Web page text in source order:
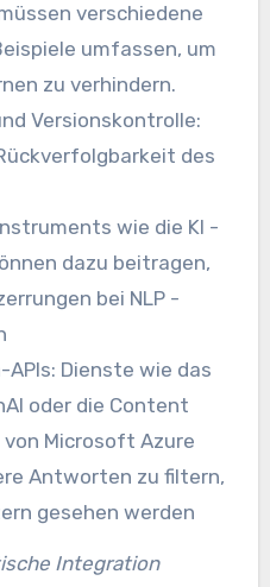
verschiedene
umfassen, um
zu verhindern.
Versionskontrolle:
des
wie die KI -
dazu beitragen,
bei NLP -
Dienste wie das
oder die Content
Microsoft Azure
Antworten zu filtern,
gesehen werden
Integration